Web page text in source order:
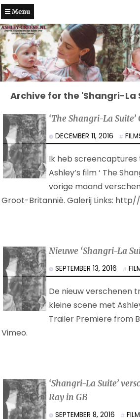
Menu
Archive for the 'Shangri-La
‘The Shangri-La Suite’
DECEMBER 11, 2016
Ik heb
Ashley’s film ‘ The
vorige maand
Groot-Britannië. Galerij Links:
Nieuwe ‘Shangri-La
SEPTEMBER 13, 2016
De nieuw verschenen
kleine scene met
Trailer Premiere from
Vimeo.
‘Shangri-La Suite’
Ray in GB
SEPTEMBER 8, 2016